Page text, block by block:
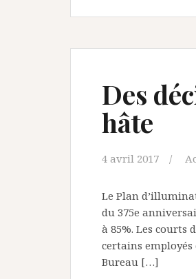
Des
hâte
4 avril 2017
Le Plan
du 375e
à 85%. Les
certains
Bureau […]